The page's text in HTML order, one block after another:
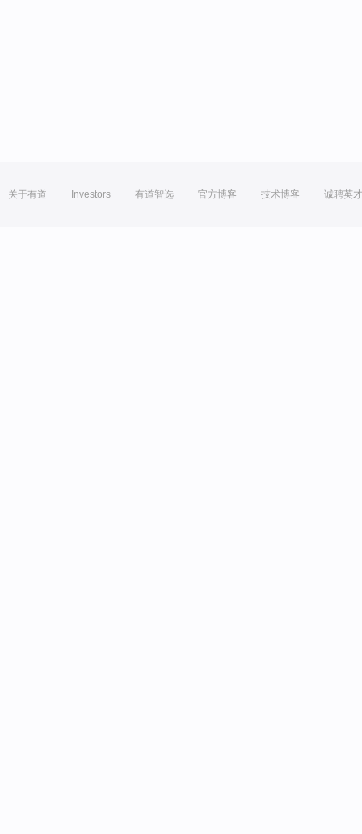
关于有道 Investors 有道智选 官方博客 技术博客 诚聘英才